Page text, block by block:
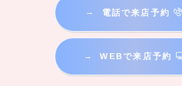
→ 電話で来店予約
→ WEBで来店予約